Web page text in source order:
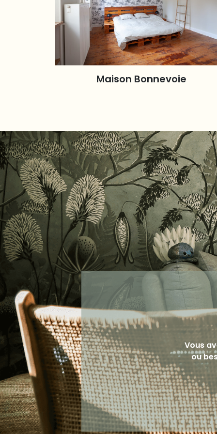
Maison Bonnevoie
Vous
ou